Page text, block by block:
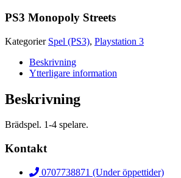
PS3 Monopoly Streets
Kategorier Spel (PS3), Playstation 3
Beskrivning
Ytterligare information
Beskrivning
Brädspel. 1-4 spelare.
Kontakt
0707738871 (Under öppettider)